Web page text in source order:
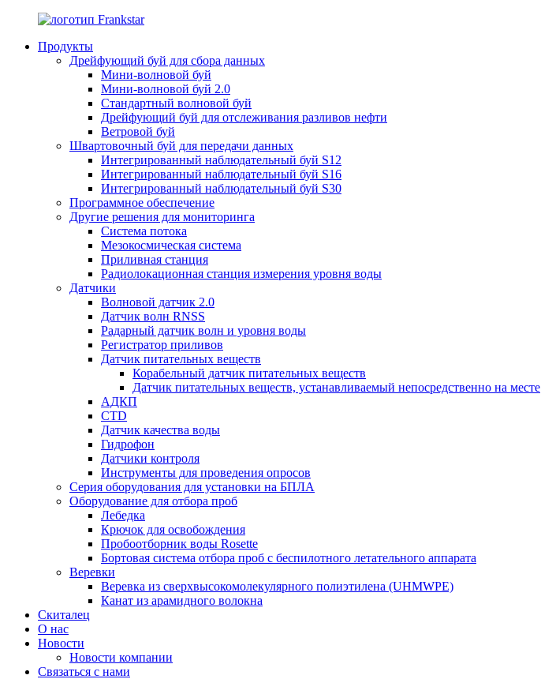
Продукты
Дрейфующий буй для сбора данных
Мини-волновой буй
Мини-волновой буй 2.0
Стандартный волновой буй
Дрейфующий буй для отслеживания разливов нефти
Ветровой буй
Швартовочный буй для передачи данных
Интегрированный наблюдательный буй S12
Интегрированный наблюдательный буй S16
Интегрированный наблюдательный буй S30
Программное обеспечение
Другие решения для мониторинга
Система потока
Мезокосмическая система
Приливная станция
Радиолокационная станция измерения уровня воды
Датчики
Волновой датчик 2.0
Датчик волн RNSS
Радарный датчик волн и уровня воды
Регистратор приливов
Датчик питательных веществ
Корабельный датчик питательных веществ
Датчик питательных веществ, устанавливаемый непосредственно на месте
АДКП
CTD
Датчик качества воды
Гидрофон
Датчики контроля
Инструменты для проведения опросов
Серия оборудования для установки на БПЛА
Оборудование для отбора проб
Лебедка
Крючок для освобождения
Пробоотборник воды Rosette
Бортовая система отбора проб с беспилотного летательного аппарата
Веревки
Веревка из сверхвысокомолекулярного полиэтилена (UHMWPE)
Канат из арамидного волокна
Скиталец
О нас
Новости
Новости компании
Связаться с нами